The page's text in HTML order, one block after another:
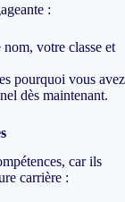
:
votre classe et
pourquoi vous avez
dès maintenant.
car ils
carrière :